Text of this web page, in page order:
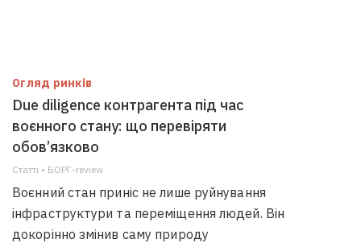
Огляд ринків
Due diligence контрагента під час
воєнного стану: що перевіряти
обов’язково
Статті • БОРГ-review
Воєнний стан приніс не лише руйнування
інфраструктури та переміщення людей. Він
докорінно змінив саму природу